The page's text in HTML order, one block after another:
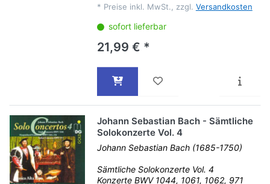
* Preise inkl. MwSt., zzgl. Versandkosten
sofort lieferbar
21,99 € *
Johann Sebastian Bach - Sämtliche
Solokonzerte Vol. 4
Johann Sebastian Bach (1685-1750)
Sämtliche Solokonzerte Vol. 4
Konzerte BWV 1044, 1061, 1062, 971